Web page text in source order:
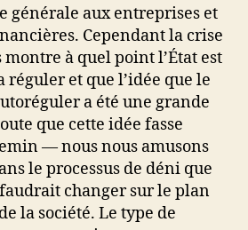
générale aux entreprises et
Cependant la crise
à quel point l’État est
réguler et que l’idée que le
a été une grande
que cette idée fasse
— nous nous amusons
le processus de déni que
changer sur le plan
la société. Le type de